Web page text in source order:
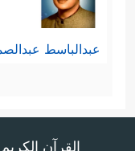
عبدالباسط
القرآن الكريم